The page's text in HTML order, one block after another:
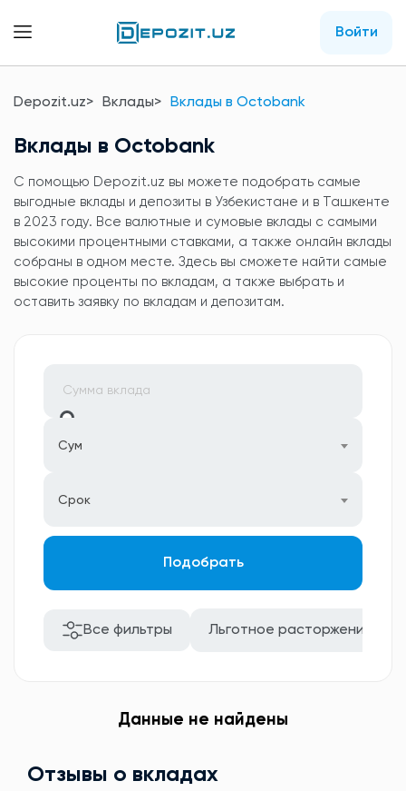
Войти
Depozit.uz Вклады Вклады в Octobank
Вклады в Octobank
C помощью Depozit.uz вы можете подобрать самые
выгодные вклады и депозиты в Узбекистане и в Ташкенте
в 2023 году. Все валютные и сумовые вклады с самыми
высокими процентными ставками, а также онлайн вклады
собраны в одном месте. Здесь вы сможете найти самые
высокие проценты по вкладам, а также выбрать и
оставить заявку по вкладам и депозитам.
Сум
Срок
Подобрать
Все фильтры Льготное расторжение
Данные не найдены
Отзывы о вкладах